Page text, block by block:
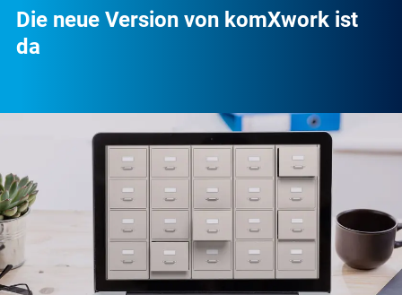
Die neue Version von komXwork ist
da